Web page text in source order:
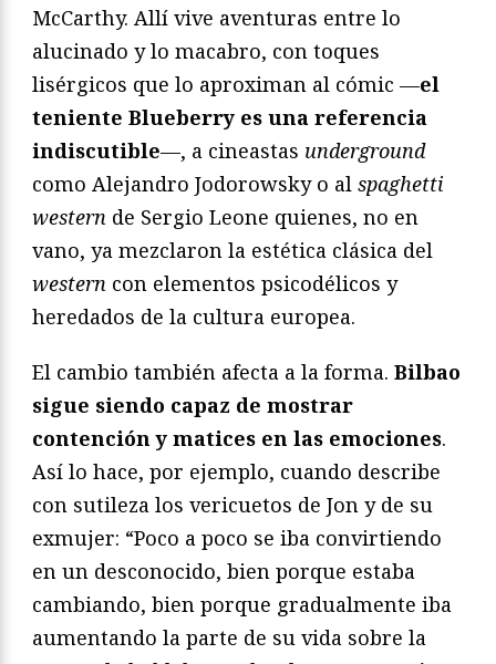
McCarthy. Allí vive aventuras entre lo
alucinado y lo macabro, con toques
lisérgicos que lo aproximan al cómic —el
teniente Blueberry es una referencia
indiscutible—, a cineastas underground
como Alejandro Jodorowsky o al spaghetti
western de Sergio Leone quienes, no en
vano, ya mezclaron la estética clásica del
western con elementos psicodélicos y
heredados de la cultura europea.
El cambio también afecta a la forma. Bilbao
sigue siendo capaz de mostrar
contención y matices en las emociones.
Así lo hace, por ejemplo, cuando describe
con sutileza los vericuetos de Jon y de su
exmujer: “Poco a poco se iba convirtiendo
en un desconocido, bien porque estaba
cambiando, bien porque gradualmente iba
aumentando la parte de su vida sobre la